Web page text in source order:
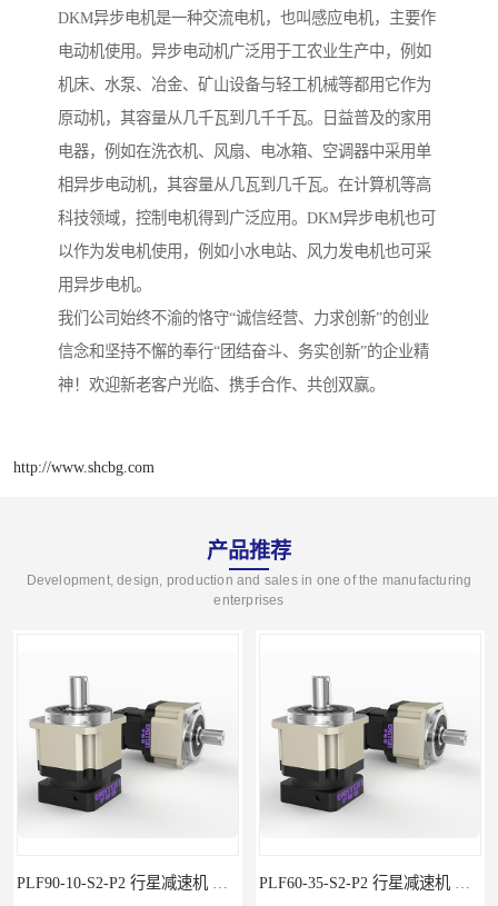
DKM异步电机是一种交流电机，也叫感应电机，主要作
电动机使用。异步电动机广泛用于工农业生产中，例如
机床、水泵、冶金、矿山设备与轻工机械等都用它作为
原动机，其容量从几千瓦到几千千瓦。日益普及的家用
电器，例如在洗衣机、风扇、电冰箱、空调器中采用单
相异步电动机，其容量从几瓦到几千瓦。在计算机等高
科技领域，控制电机得到广泛应用。DKM异步电机也可
以作为发电机使用，例如小水电站、风力发电机也可采
用异步电机。
我们公司始终不渝的恪守“诚信经营、力求创新”的创业
信念和坚持不懈的奉行“团结奋斗、务实创新”的企业精
神！欢迎新老客户光临、携手合作、共创双赢。
http://www.shcbg.com
产品推荐
Development, design, production and sales in one of the manufacturing
enterprises